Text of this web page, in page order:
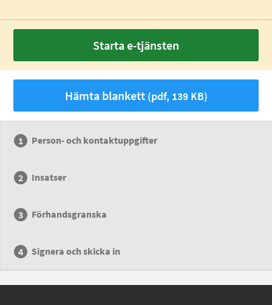
Starta e-tjänsten
Hämta blankett(pdf, 139 KB)
Person- och kontaktuppgifter
Insatser
Förhandsgranska
Signera och skicka in